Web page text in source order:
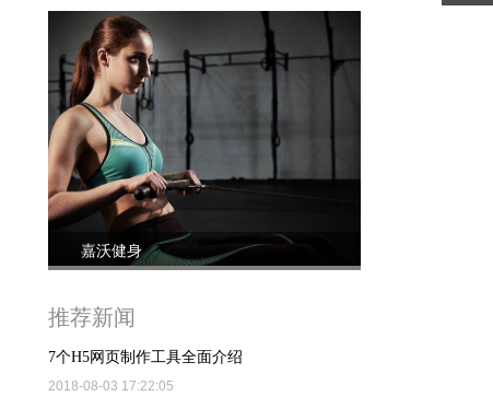
嘉沃健身
推荐新闻
7个H5网页制作工具全面介绍
2018-08-03 17:22:05